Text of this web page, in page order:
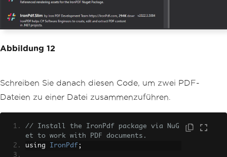
Abbildung 12
Schreiben Sie danach diesen Code, um zwei PDF-
Dateien zu einer Datei zusammenzuführen.
// Install the IronPdf package via NuG
et to work with PDF documents.
using IronPdf ;